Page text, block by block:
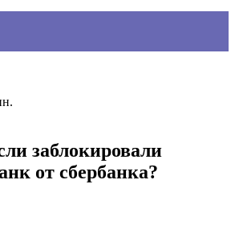
заблокировали
от сбербанка?